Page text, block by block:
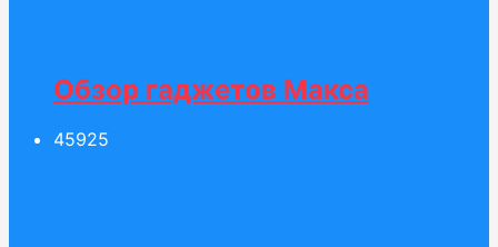
Обзор гаджетов Макса
45925